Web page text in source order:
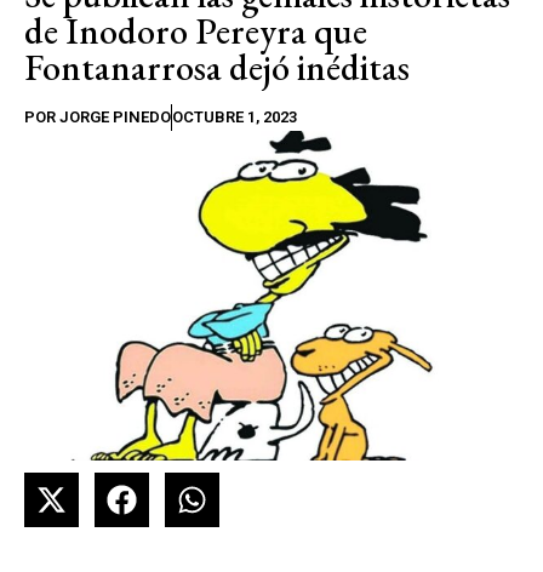
de Inodoro Pereyra que
Fontanarrosa dejó inéditas
POR JORGE PINEDOOCTUBRE 1, 2023